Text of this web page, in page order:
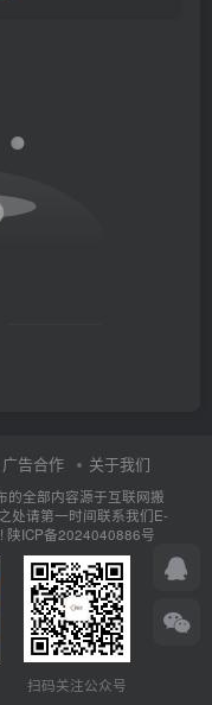
广告合作 关于我们
的全部内容源于互联网搬
处请第一时间联系我们E-
陕ICP备2024040886号
扫码关注公众号